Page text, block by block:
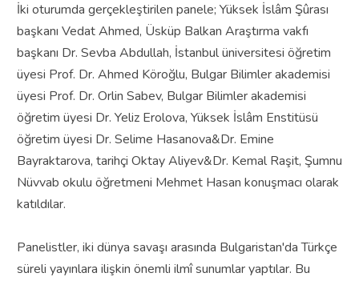
İki oturumda gerçekleştirilen panele; Yüksek İslâm Şûrası
başkanı Vedat Ahmed, Üsküp Balkan Araştırma vakfı
başkanı Dr. Sevba Abdullah, İstanbul üniversitesi öğretim
üyesi Prof. Dr. Ahmed Köroğlu, Bulgar Bilimler akademisi
üyesi Prof. Dr. Orlin Sabev, Bulgar Bilimler akademisi
öğretim üyesi Dr. Yeliz Erolova, Yüksek İslâm Enstitüsü
öğretim üyesi Dr. Selime Hasanova&Dr. Emine
Bayraktarova, tarihçi Oktay Aliyev&Dr. Kemal Raşit, Şumnu
Nüvvab okulu öğretmeni Mehmet Hasan konuşmacı olarak
katıldılar.
Panelistler, iki dünya savaşı arasında Bulgaristan'da Türkçe
süreli yayınlara ilişkin önemli ilmî sunumlar yaptılar. Bu